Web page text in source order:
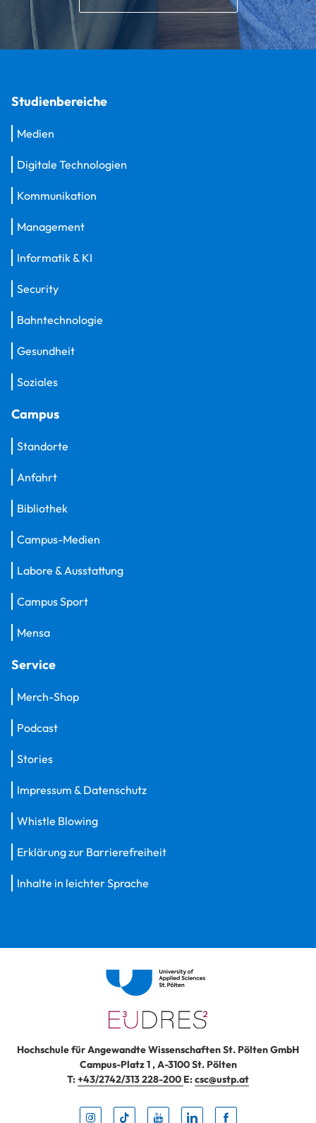
Studienbereiche
Medien
Digitale Technologien
Kommunikation
Management
Informatik & KI
Security
Bahntechnologie
Gesundheit
Soziales
Campus
Standorte
Anfahrt
Bibliothek
Campus-Medien
Labore & Ausstattung
Campus Sport
Mensa
Service
Merch-Shop
Podcast
Stories
Impressum & Datenschutz
Whistle Blowing
Erklärung zur Barrierefreiheit
Inhalte in leichter Sprache
Hochschule für Angewandte Wissenschaften St. Pölten GmbH
Campus-Platz 1,A-3100St. Pölten
T:+43/2742/313 228-200 E:csc@ustp.at